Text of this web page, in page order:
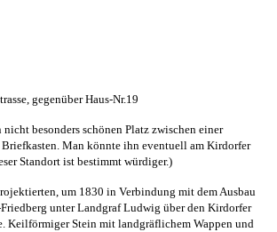
gegenüber Haus-Nr.19
besonders schönen Platz zwischen einer
Man könnte ihn eventuell am Kirdorfer
Standort ist bestimmt würdiger.)
um 1830 in Verbindung mit dem Ausbau
unter Landgraf Ludwig über den Kirdorfer
Keilförmiger Stein mit landgräflichem Wappen und